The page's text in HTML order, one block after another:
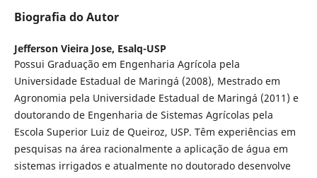
Biografia do Autor
Jefferson Vieira Jose, Esalq-USP
Possui Graduação em Engenharia Agrícola pela
Universidade Estadual de Maringá (2008), Mestrado em
Agronomia pela Universidade Estadual de Maringá (2011) e
doutorando de Engenharia de Sistemas Agrícolas pela
Escola Superior Luiz de Queiroz, USP. Têm experiências em
pesquisas na área racionalmente a aplicação de água em
sistemas irrigados e atualmente no doutorado desenvolve